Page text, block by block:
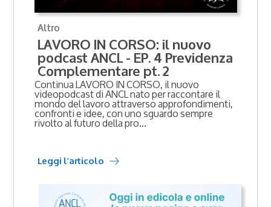
Altro
LAVORO IN CORSO: il nuovo
podcast ANCL - EP. 4 Previdenza
Complementare pt. 2
Continua LAVORO IN CORSO, il nuovo
videopodcast di ANCL nato per raccontare il
mondo del lavoro attraverso approfondimenti,
confronti e idee, con uno sguardo sempre
rivolto al futuro della pro...
Leggi l'articolo